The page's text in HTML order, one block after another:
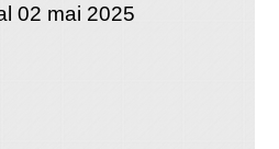
02 mai 2025